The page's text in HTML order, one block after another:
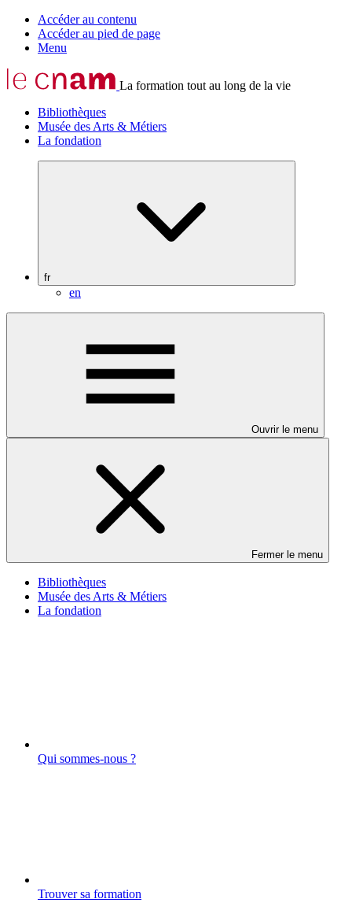
Accéder au contenu
Accéder au pied de page
Menu
La formation tout au long de la vie
Bibliothèques
Musée des Arts & Métiers
La fondation
fr
en
Ouvrir le menu
Fermer le menu
Bibliothèques
Musée des Arts & Métiers
La fondation
Qui sommes-nous ?
Trouver sa formation